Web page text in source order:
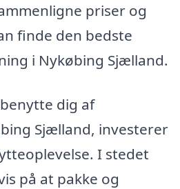
priser og
finde den bedste
i Nykøbing Sjælland.
dig af
Sjælland, investerer
I stedet
på at pakke og